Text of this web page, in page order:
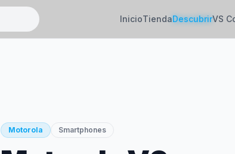
InicioTiendaDescubrirVS
Motorola Smartphones